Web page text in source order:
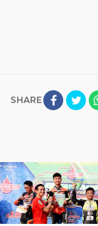
SHARE